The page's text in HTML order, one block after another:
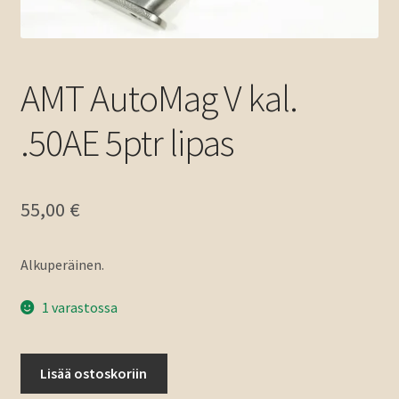
AMT AutoMag V kal.
.50AE 5ptr lipas
55,00 €
Alkuperäinen.
1 varastossa
Lisää ostoskoriin